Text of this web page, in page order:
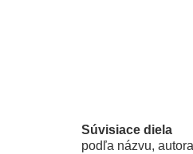
Súvisiace diela
podľa názvu,